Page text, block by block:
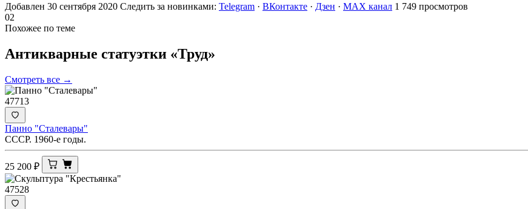
Добавлен 30 сентября 2020 Следить за новинками: Telegram · ВКонтакте · Дзен · MAX канал 1 749 просмотров
02
Похожее по теме
Антикварные статуэтки «Труд»
Смотреть все →
47713
Панно "Сталевары"
СССР. 1960-е годы.
25 200 ₽
47528